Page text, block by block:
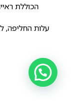
הכוללת
עלות החליפה, למי